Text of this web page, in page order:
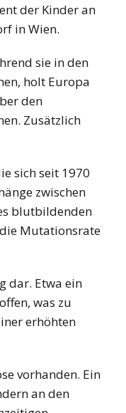
der Kinder an
in Wien.
sie in den
holt Europa
den
Zusätzlich
sich seit 1970
zwischen
blutbildenden
Mutationsrate
dar. Etwa ein
was zu
erhöhten
vorhanden. Ein
an den
protestieren